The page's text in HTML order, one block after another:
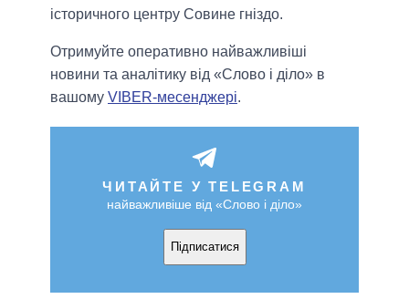
історичного центру Совине гніздо.
Отримуйте оперативно найважливіші
новини та аналітику від «Слово і діло» в
вашому VIBER-месенджері.
ЧИТАЙТЕ У TELEGRAM
найважливіше від «Слово і діло»
Підписатися